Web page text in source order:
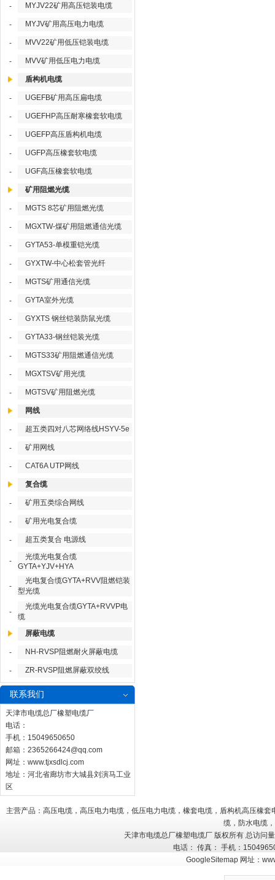
- MYJV22矿用高压铠装电缆
- MYJV矿用高压电力电缆
- MVV22矿用低压铠装电缆
- MVV矿用低压电力电缆
盾构机电缆
- UGEFB矿用高压扁电缆
- UGEFHP高压耐寒橡套软电缆
- UGEFP高压盾构机电缆
- UGFP高压橡套软电缆
- UGF高压橡套软电缆
矿用阻燃光缆
- MGTS 8芯矿用阻燃光缆
- MGXTW-煤矿用阻燃通信光缆
- GYTA53-单模重铠光缆
- GYXTW-中心松套管光纤
- MGTS矿用通信光缆
- GYTA室外光缆
- GYXTS 钢丝铠装防鼠光缆
- GYTA33-钢丝铠装光缆
- MGTS33矿用阻燃通信光缆
- MGXTSV矿用光缆
- MGTSV矿用阻燃光缆
网线
- 超五类四对八芯网络线HSYV-5e
- 矿用网线
- CAT6A UTP网线
复合缆
- 矿用五类综合网线
- 矿用光电复合缆
- 超五类复合 电源线
-
光缆光电复合缆
GYTA+YJV+HYA
-
光电复合缆GYTA+RVV阻燃铠装
型光缆
-
光缆光电复合缆GYTA+RVVP电
缆
屏蔽电缆
- NH-RVSP阻燃耐火屏蔽电缆
- ZR-RVSP阻燃屏蔽双绞线
联系我们
天津市电缆总厂橡塑电缆厂
电话：
手机：15049650650
邮箱： 2365266424@qq.com
网址： www.tjxsdlcj.com
地址：河北省廊坊市大城县刘演马工业
区
主营产品：高压电缆，高压电力电缆，低压电力电缆，橡套电缆，盾构机高压橡
缆，防水电缆
天津市电缆总厂橡塑电缆厂 版权所有 总访问
电话： 传真： 手机：
GoogleSitemap 网址：